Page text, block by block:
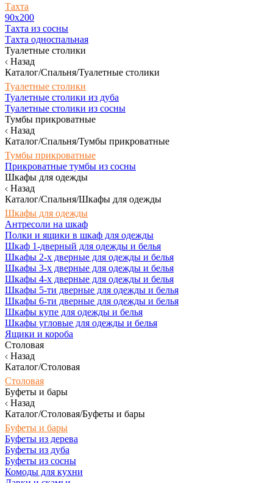
Тахта
90х200
Тахта из сосны
Тахта односпальная
Туалетные столики
Назад
Каталог/Спальня/Туалетные столики
Туалетные столики
Туалетные столики из дуба
Туалетные столики из сосны
Тумбы прикроватные
Назад
Каталог/Спальня/Тумбы прикроватные
Тумбы прикроватные
Прикроватные тумбы из сосны
Шкафы для одежды
Назад
Каталог/Спальня/Шкафы для одежды
Шкафы для одежды
Антресоли на шкаф
Полки и ящики в шкаф для одежды
Шкаф 1-дверный для одежды и белья
Шкафы 2-х дверные для одежды и белья
Шкафы 3-х дверные для одежды и белья
Шкафы 4-х дверные для одежды и белья
Шкафы 5-ти дверные для одежды и белья
Шкафы 6-ти дверные для одежды и белья
Шкафы купе для одежды и белья
Шкафы угловые для одежды и белья
Ящики и короба
Столовая
Назад
Каталог/Столовая
Столовая
Буфеты и бары
Назад
Каталог/Столовая/Буфеты и бары
Буфеты и бары
Буфеты из дерева
Буфеты из дуба
Буфеты из сосны
Комоды для кухни